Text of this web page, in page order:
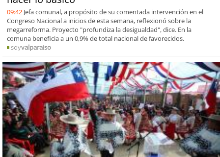
09:42 Jefa comunal, a propósito de su comentada intervención en el
Congreso Nacional a inicios de esta semana, reflexionó sobre la
megarreforma. Proyecto "profundiza la desigualdad", dice. En la
comuna beneficia a un 0,9% de total nacional de favorecidos.
soyvalparaiso